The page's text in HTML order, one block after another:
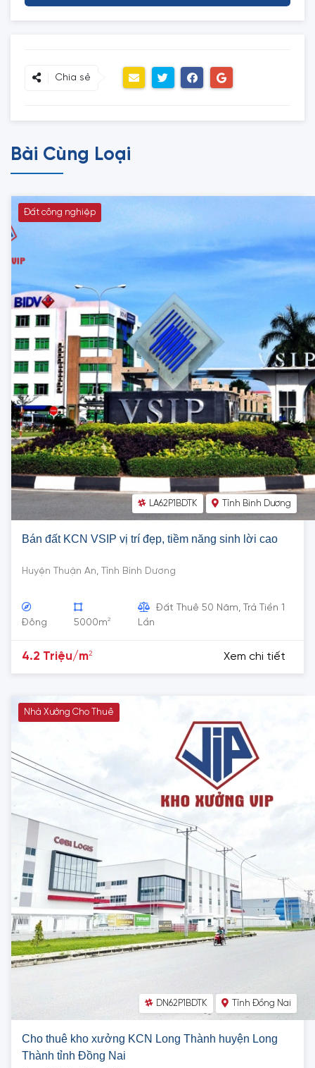
Chia sẻ
Bài Cùng Loại
Đất công nghiệp
LA62P1BDTK Tỉnh Bình Dương
Bán đất KCN VSIP vị trí đẹp, tiềm năng sinh lời cao
Huyện Thuận An, Tỉnh Bình Dương
Đông 5000m2
Đất Thuê 50 Năm, Trả Tiền 1
Lần
4.2 Triệu/m2 Xem chi tiết
Nhà Xưởng Cho Thuê
DN62P1BDTK Tỉnh Đồng Nai
Cho thuê kho xưởng KCN Long Thành huyện Long
Thành tỉnh Đồng Nai